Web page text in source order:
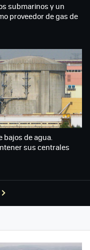
submarinos y un
proveedor de gas de
bajos de agua.
sus centrales